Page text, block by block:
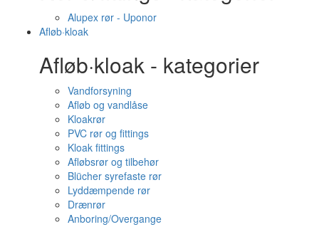
Alupex rør - Uponor
Afløb·kloak
Afløb·kloak - kategorier
Vandforsyning
Afløb og vandlåse
Kloakrør
PVC rør og fittings
Kloak fittings
Afløbsrør og tilbehør
Blücher syrefaste rør
Lyddæmpende rør
Drænrør
Anboring/Overgange